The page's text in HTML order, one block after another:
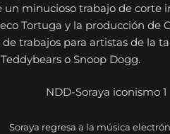
un minucioso trabajo de corte
Tortuga y la producción de
trabajos para artistas de la
o Snoop Dogg.
Soraya regresa a la música